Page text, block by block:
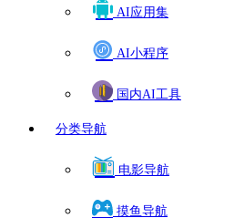
AI应用集
AI小程序
国内AI工具
分类导航
电影导航
摸鱼导航